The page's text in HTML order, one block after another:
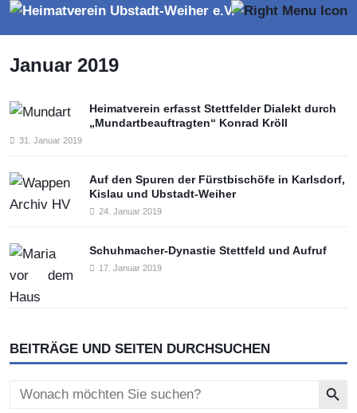
Januar 2019
Heimatverein erfasst Stettfelder Dialekt durch
„Mundartbeauftragten“ Konrad Kröll
31. Januar 2019
Auf den Spuren der Fürstbischöfe in Karlsdorf,
Kislau und Ubstadt-Weiher
24. Januar 2019
Schuhmacher-Dynastie Stettfeld und Aufruf
17. Januar 2019
BEITRÄGE UND SEITEN DURCHSUCHEN
Search
for: